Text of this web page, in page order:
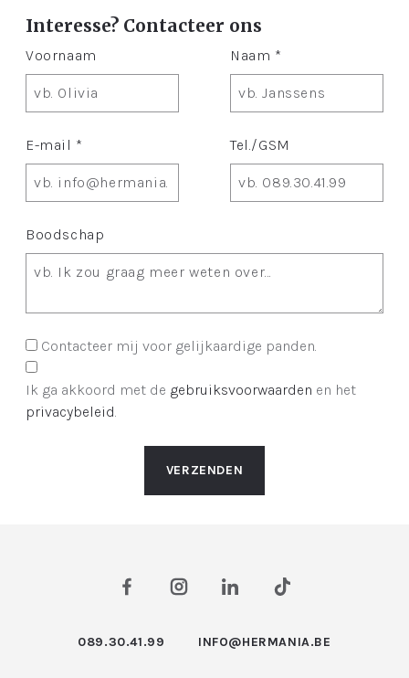
Interesse? Contacteer ons
Voornaam Naam *
E-mail * Tel./GSM
Boodschap
Contacteer mij voor gelijkaardige panden.
Ik ga akkoord met de gebruiksvoorwaarden en het
privacybeleid.
VERZENDEN
089.30.41.99 INFO@HERMANIA.BE